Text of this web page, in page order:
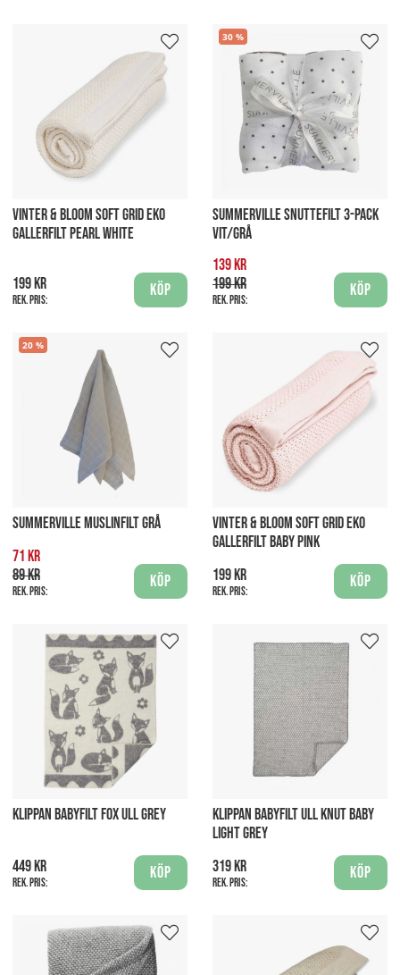
VINTER & BLOOM SOFT GRID EKO
GALLERFILT PEARL WHITE
199 kr
Rek. pris:
Köp
30
SUMMERVILLE SNUTTEFILT 3-PACK
VIT/GRÅ
139 kr
199 kr
Rek. pris:
Köp
20
SUMMERVILLE MUSLINFILT GRÅ
71 kr
89 kr
Rek. pris:
Köp
VINTER & BLOOM SOFT GRID EKO
GALLERFILT BABY PINK
199 kr
Rek. pris:
Köp
KLIPPAN BABYFILT FOX ULL GREY
449 kr
Rek. pris:
Köp
KLIPPAN BABYFILT ULL KNUT BABY
LIGHT GREY
319 kr
Rek. pris:
Köp